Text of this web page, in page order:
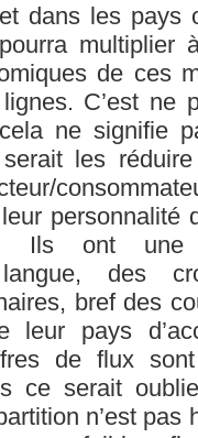
dans les pays
multiplier
de ces
C’est ne
ne signifie
les
personnalité
Ils ont
des
bref des
leur pays
de flux
ce serait
n’est pas